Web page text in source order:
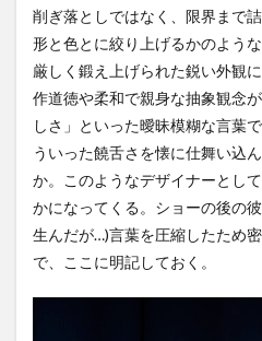
削ぎ落としではなく、限界まで
形と色とに絞り上げるかのよう
厳しく鍛え上げられた鋭い外観
作道徳や柔和で親身な抽象観念
しさ」といった曖昧模糊な言葉
ういった饒舌さを懐に仕舞い込
か。このようなデザイナーとし
かになってくる。ショーの後の
生んだが…)言葉を圧縮したため
で、ここに明記しておく。